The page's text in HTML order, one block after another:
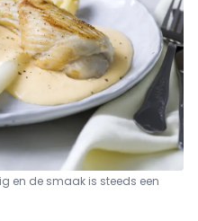
en de smaak is steeds een